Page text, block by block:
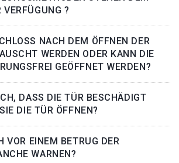
?
NACH DEM ÖFFNEN DER
WERDEN ODER KANN DIE
GEÖFFNET WERDEN?
DASS DIE TÜR BESCHÄDIGT
DIE TÜR ÖFFNEN?
VOR EINEM BETRUG DER
WARNEN?